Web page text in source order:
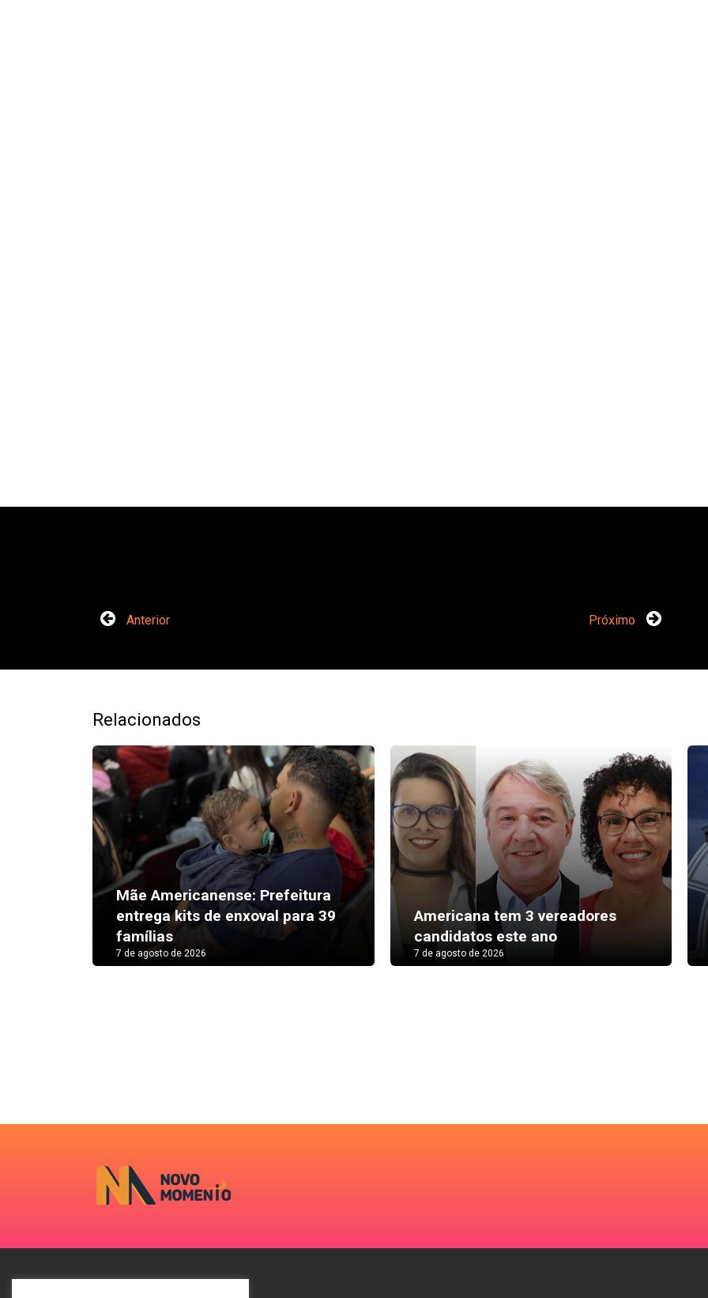
Anterior Próximo
Relacionados
Mãe Americanense: Prefeitura
entrega kits de enxoval para 39
famílias
7 de agosto de 2026
Americana tem 3 vereadores
candidatos este ano
7 de agosto de 2026